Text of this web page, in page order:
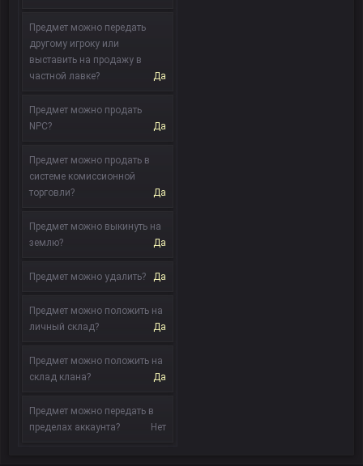
Предмет можно передать
другому игроку или
выставить на продажу в
частной лавке?
Да
Предмет можно продать
NPC?
Да
Предмет можно продать в
системе комиссионной
торговли?
Да
Предмет можно выкинуть на
землю?
Да
Предмет можно удалить? Да
Предмет можно положить на
личный склад?
Да
Предмет можно положить на
склад клана?
Да
Предмет можно передать в
пределах аккаунта?
Нет